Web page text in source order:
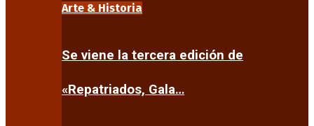
Arte & Historia
Se viene la tercera edición de
«Repatriados, Gala…